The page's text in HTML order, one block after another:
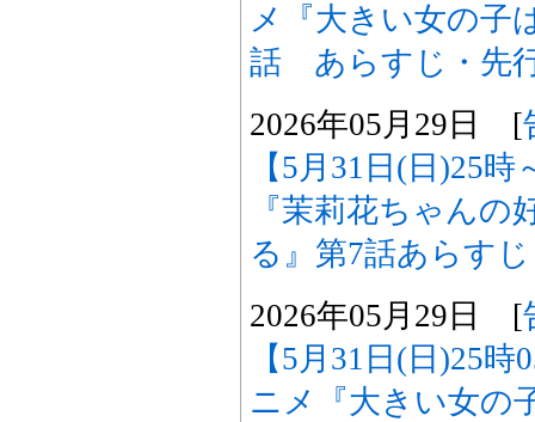
メ『大きい女の子
話 あらすじ・先
2026年05月29日 [
【5月31日(日)25
『茉莉花ちゃん
る』第7話あらす
2026年05月29日 [
【5月31日(日)25
ニメ『大きい女の